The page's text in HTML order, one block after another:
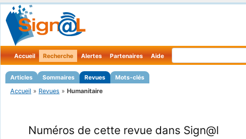
Accueil Recherche
Articles Sommaires Revues Mots-clés
Alertes Partenaires Aide
Accueil » Revues » Humanitaire
Numéros de cette revue dans Sign@l